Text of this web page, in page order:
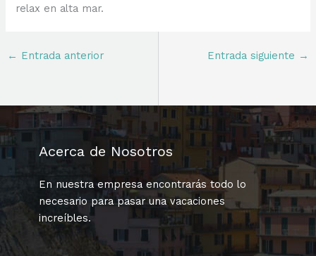
relax en alta mar.
← Entrada anterior Entrada siguiente →
Acerca de Nosotros
En nuestra empresa encontrarás todo lo
necesario para pasar una vacaciones
increíbles.